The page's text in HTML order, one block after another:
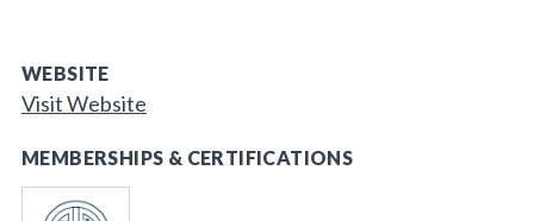
WEBSITE
Visit Website
MEMBERSHIPS & CERTIFICATIONS